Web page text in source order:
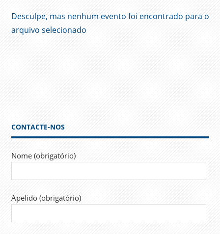
Desculpe, mas nenhum evento foi encontrado para o
arquivo selecionado
CONTACTE-NOS
Nome (obrigatório)
Apelido (obrigatório)